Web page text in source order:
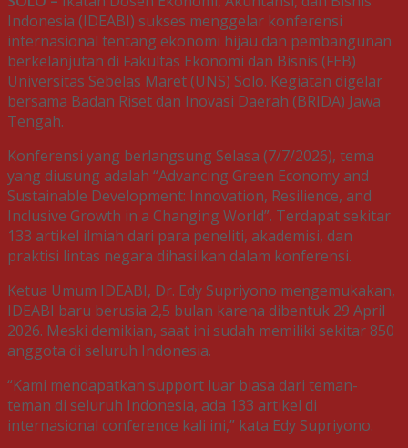
Indonesia (IDEABI) sukses menggelar konferensi
internasional tentang ekonomi hijau dan pembangunan
berkelanjutan di Fakultas Ekonomi dan Bisnis (FEB)
Universitas Sebelas Maret (UNS) Solo. Kegiatan digelar
bersama Badan Riset dan Inovasi Daerah (BRIDA) Jawa
Tengah.
Konferensi yang berlangsung Selasa (7/7/2026), tema
yang diusung adalah “Advancing Green Economy and
Sustainable Development: Innovation, Resilience, and
Inclusive Growth in a Changing World”. Terdapat sekitar
133 artikel ilmiah dari para peneliti, akademisi, dan
praktisi lintas negara dihasilkan dalam konferensi.
Ketua Umum IDEABI, Dr. Edy Supriyono mengemukakan,
IDEABI baru berusia 2,5 bulan karena dibentuk 29 April
2026. Meski demikian, saat ini sudah memiliki sekitar 850
anggota di seluruh Indonesia.
“Kami mendapatkan support luar biasa dari teman-
teman di seluruh Indonesia, ada 133 artikel di
internasional conference kali ini,” kata Edy Supriyono.